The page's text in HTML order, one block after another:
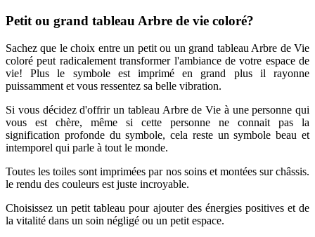
Petit ou grand tableau Arbre de vie coloré?
Sachez que le choix entre un petit ou un grand tableau Arbre de Vie
coloré peut radicalement transformer l'ambiance de votre espace de
vie! Plus le symbole est imprimé en grand plus il rayonne
puissamment et vous ressentez sa belle vibration.
Si vous décidez d'offrir un tableau Arbre de Vie à une personne qui
vous est chère, même si cette personne ne connait pas la
signification profonde du symbole, cela reste un symbole beau et
intemporel qui parle à tout le monde.
Toutes les toiles sont imprimées par nos soins et montées sur châssis.
le rendu des couleurs est juste incroyable.
Choisissez un petit tableau pour ajouter des énergies positives et de
la vitalité dans un soin négligé ou un petit espace.